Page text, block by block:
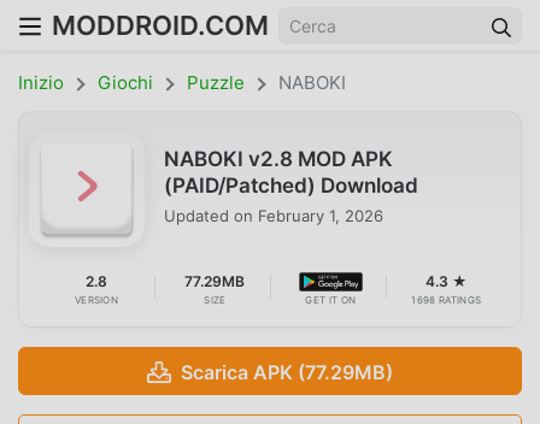
MODDROID.COM
Inizio Giochi Puzzle NABOKI
NABOKI v2.8 MOD APK
(PAID/Patched) Download
Updated on February 1, 2026
2.8
VERSION
77.29MB
SIZE GET IT ON
4.3 ★
1698 RATINGS
Scarica APK (77.29MB)